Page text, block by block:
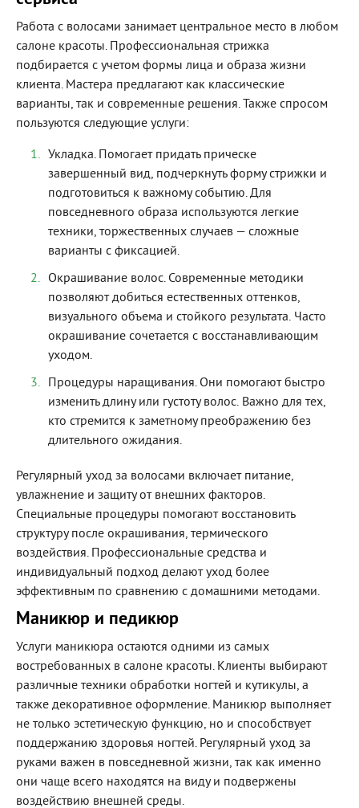
Работа с волосами занимает центральное место в любом
салоне красоты. Профессиональная стрижка
подбирается с учетом формы лица и образа жизни
клиента. Мастера предлагают как классические
варианты, так и современные решения. Также спросом
пользуются следующие услуги:
Укладка. Помогает придать прическе
завершенный вид, подчеркнуть форму стрижки и
подготовиться к важному событию. Для
повседневного образа используются легкие
техники, торжественных случаев — сложные
варианты с фиксацией.
Окрашивание волос. Современные методики
позволяют добиться естественных оттенков,
визуального объема и стойкого результата. Часто
окрашивание сочетается с восстанавливающим
уходом.
Процедуры наращивания. Они помогают быстро
изменить длину или густоту волос. Важно для тех,
кто стремится к заметному преображению без
длительного ожидания.
Регулярный уход за волосами включает питание,
увлажнение и защиту от внешних факторов.
Специальные процедуры помогают восстановить
структуру после окрашивания, термического
воздействия. Профессиональные средства и
индивидуальный подход делают уход более
эффективным по сравнению с домашними методами.
Маникюр и педикюр
Услуги маникюра остаются одними из самых
востребованных в салоне красоты. Клиенты выбирают
различные техники обработки ногтей и кутикулы, а
также декоративное оформление. Маникюр выполняет
не только эстетическую функцию, но и способствует
поддержанию здоровья ногтей. Регулярный уход за
руками важен в повседневной жизни, так как именно
они чаще всего находятся на виду и подвержены
воздействию внешней среды.